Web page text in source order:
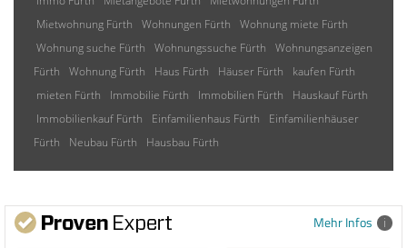
Mietwohnung Fürth
Wohnungen Fürth
Wohnung miete Fürth
Wohnung suche Fürth
Wohnungssuche Fürth
Wohnungsanzeigen
Fürth
Wohnung Fürth Haus Fürth Häuser Fürth
kaufen Fürth
mieten Fürth
Immobilie Fürth Immobilien Fürth
Hauskauf Fürth
Immobilienkauf Fürth
Einfamilienhaus Fürth
Einfamilienhäuser
Fürth
Neubau Fürth Hausbau Fürth
Mehr Infos